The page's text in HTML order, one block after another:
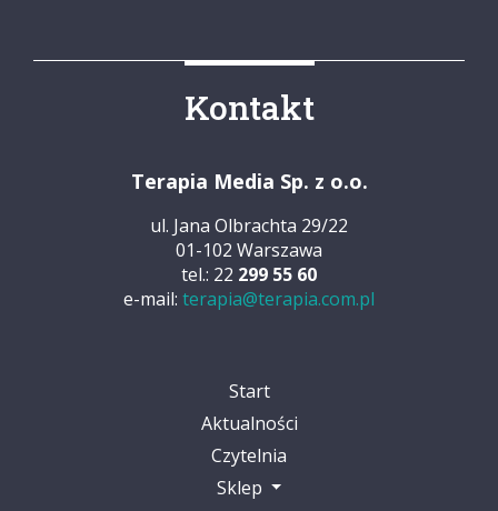
Kontakt
Terapia Media Sp. z o.o.
ul. Jana Olbrachta 29/22
01-102 Warszawa
tel.: 22 299 55 60
e-mail: terapia@terapia.com.pl
Start
Aktualności
Czytelnia
Sklep